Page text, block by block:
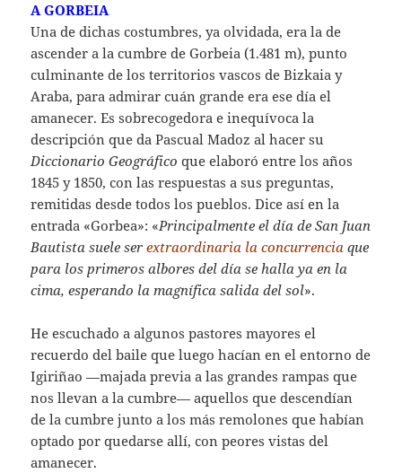
A GORBEIA
Una de dichas costumbres, ya olvidada, era la de
ascender a la cumbre de Gorbeia (1.481 m), punto
culminante de los territorios vascos de Bizkaia y
Araba, para admirar cuán grande era ese día el
amanecer. Es sobrecogedora e inequívoca la
descripción que da Pascual Madoz al hacer su
Diccionario Geográfico que elaboró entre los años
1845 y 1850, con las respuestas a sus preguntas,
remitidas desde todos los pueblos. Dice así en la
entrada «Gorbea»: «Principalmente el día de San Juan
Bautista suele serextraordinaria la concurrencia que
para los primeros albores del día se halla ya en la
cima, esperando la magnífica salida del sol».
He escuchado a algunos pastores mayores el
recuerdo del baile que luego hacían en el entorno de
Igiriñao —majada previa a las grandes rampas que
nos llevan a la cumbre— aquellos que descendían
de la cumbre junto a los más remolones que habían
optado por quedarse allí, con peores vistas del
amanecer.